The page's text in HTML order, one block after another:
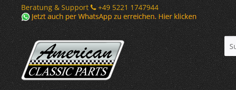
Beratung & Support
+49 5221 1747944